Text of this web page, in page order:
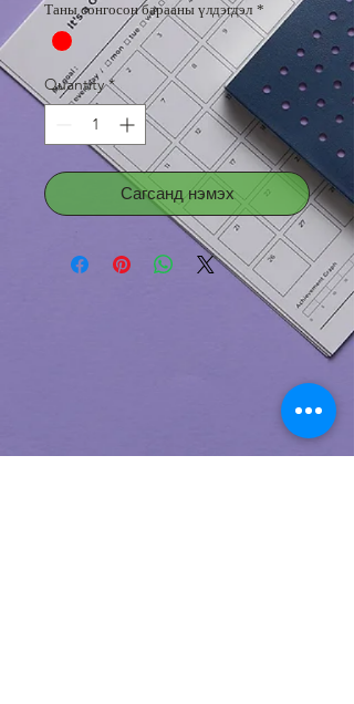
Таны сонгосон барааны үлдэгдэл *
Quantity *
Сагсанд нэмэх